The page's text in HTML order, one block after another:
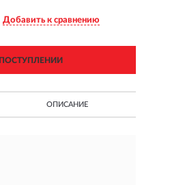
Добавить к сравнению
ОПИСАНИЕ